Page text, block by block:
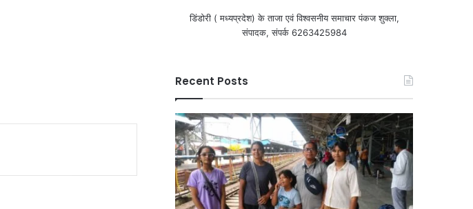
डिंडोरी ( मध्यप्रदेश) के ताजा एवं विश्वसनीय समाचार पंकज शुक्ला,
संपादक, संपर्क 6263425984
Recent Posts